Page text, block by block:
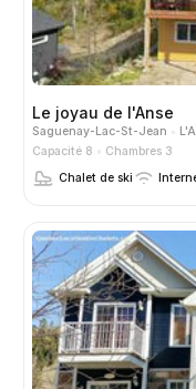
Le joyau de l'Anse
Saguenay-Lac-St-Jean
Capacité 8
Chambres 3
Chalet de ski